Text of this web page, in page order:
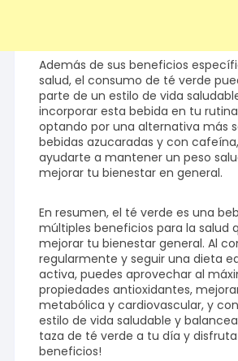
Además de sus beneficios
salud, el consumo de té verde
parte de un estilo de vida
incorporar esta bebida en tu
optando por una alternativa más
bebidas azucaradas y con
ayudarte a mantener un peso
mejorar tu bienestar en general.
En resumen, el té verde es una
múltiples beneficios para la salud
mejorar tu bienestar general. Al
regularmente y seguir una dieta
activa, puedes aprovechar al
propiedades antioxidantes,
metabólica y cardiovascular, y
estilo de vida saludable y
taza de té verde a tu día y disfruta
beneficios!